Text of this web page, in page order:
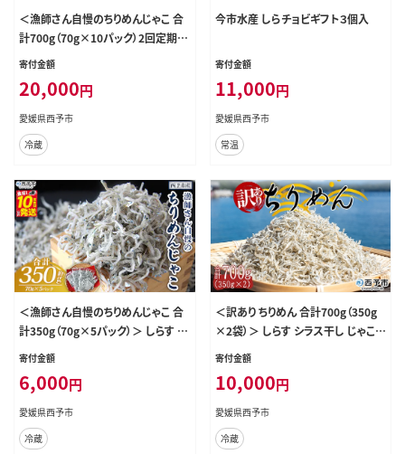
＜漁師さん自慢のちりめんじゃこ 合
計700g（70g×10パック）2回定期便
＞ しらす シラス おじゃこ お魚 おさ
小分け 個包装 おすそ分け 国産 産
地直送 送料無料 特産品 濱田水産
愛媛県 西予市【冷蔵】『お申込み月の
翌月より配送を開始します。』
寄付金額
20,000円
愛媛県西予市
冷蔵
今市水産 しらチョビギフト３個入
寄付金額
11,000円
愛媛県西予市
常温
＜漁師さん自慢のちりめんじゃこ 合
計350g（70g×5パック）＞ しらす シ
ラス おじゃこ お魚 おさかな 小魚 魚
介類 乾燥 海の幸 海鮮 小分け 個包
装 おすそ分け 国産 産地直送 送料
無料 特産品 濱田水産 愛媛県 西予
市【冷蔵】『最短10営業日以内に発送
予定』
寄付金額
6,000円
愛媛県西予市
冷蔵
＜訳あり ちりめん 合計700g（350g
×2袋）＞ しらす シラス干し じゃこ
天日干し 海鮮 魚介 海産物 ごはんの
お供 おつまみ 乾物 乾燥 セット ワケ
アリ わけあり チャック付き パック 袋
網元・祇園丸 愛媛県 西予市 【冷蔵】
『1か月以内に順次出荷予定』
寄付金額
10,000円
愛媛県西予市
冷蔵